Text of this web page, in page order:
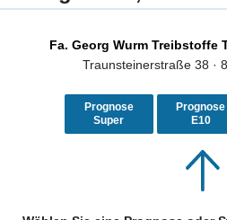
Fa. Georg Wurm Treibstoffe
Traunsteinerstraße 38 ·
Prognose
Super
Prognose
E10